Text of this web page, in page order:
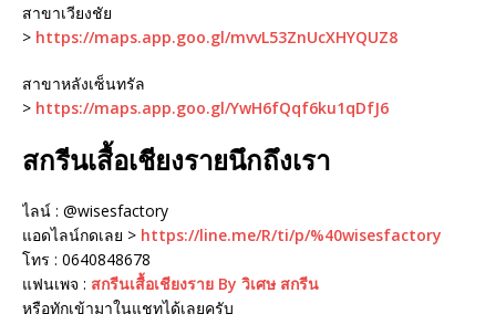
สาขาเวียงชัย
> https://maps.app.goo.gl/mvvL53ZnUcXHYQUZ8
สาขาหลังเซ็นทรัล
> https://maps.app.goo.gl/YwH6fQqf6ku1qDfJ6
สกรีนเสื้อเชียงรายนึกถึงเรา
ไลน์ : @wisesfactory
แอดไลน์กดเลย > https://line.me/R/ti/p/%40wisesfactory
โทร : 0640848678
แฟนเพจ : สกรีนเสื้อเชียงราย By วิเศษ สกรีน
หรือทักเข้ามาในแชทได้เลยครับ